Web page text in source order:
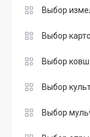
Выбор
Выбор
Выбор
Выбор
Выбор